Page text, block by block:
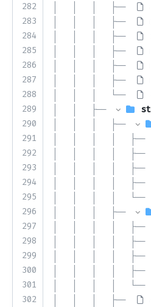
282
283
284
285
286
287
288
289
290
291
292
293
294
295
296
297
298
299
300
301
302
│   │   │   ├──
│   │   │   ├──
│   │   │   ├──
│   │   │   ├──
│   │   │   ├──
│   │   │   ├──
│   │   │   └──
│   │   ├──
│   │   │   ├──
│   │   │   │   ├──
│   │   │   │   ├──
│   │   │   │   ├──
│   │   │   │   ├──
│   │   │   │   └──
│   │   │   ├──
│   │   │   │   ├──
│   │   │   │   ├──
│   │   │   │   ├──
│   │   │   │   ├──
│   │   │   │   └──
│   │   │   ├──